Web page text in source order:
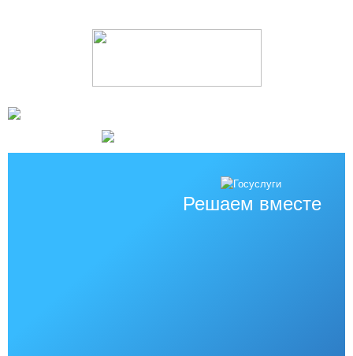
Решаем вместе